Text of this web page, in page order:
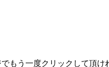
う一度クリックして頂け